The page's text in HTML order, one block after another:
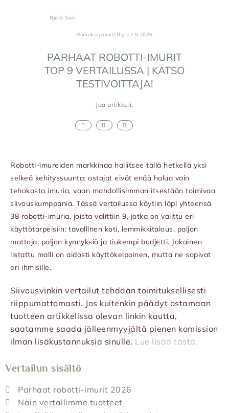
Björk Sari
Viimeksi päivitetty: 27.5.2026
PARHAAT ROBOTTI-IMURIT
TOP 9 VERTAILUSSA | KATSO
TESTIVOITTAJA!
Jaa artikkeli:
Robotti-imureiden markkinaa hallitsee tällä hetkellä yksi
selkeä kehityssuunta: ostajat eivät enää halua vain
tehokasta imuria, vaan mahdollisimman itsestään toimivaa
siivouskumppania. Tässä vertailussa käytiin läpi yhteensä
38 robotti-imuria, joista valittiin 9, jotka on valittu eri
käyttötarpeisiin: tavallinen koti, lemmikkitalous, paljon
mattoja, paljon kynnyksiä ja tiukempi budjetti. Jokainen
listattu malli on aidosti käyttökelpoinen, mutta ne sopivat
eri ihmisille.
Siivousvinkin vertailut tehdään toimituksellisesti
riippumattomasti. Jos kuitenkin päädyt ostamaan
tuotteen artikkelissa olevan linkin kautta,
saatamme saada jälleenmyyjältä pienen komission
ilman lisäkustannuksia sinulle. Lue lisää tästä.
Vertailun sisältö
Parhaat robotti-imurit 2026
Näin vertailimme tuotteet